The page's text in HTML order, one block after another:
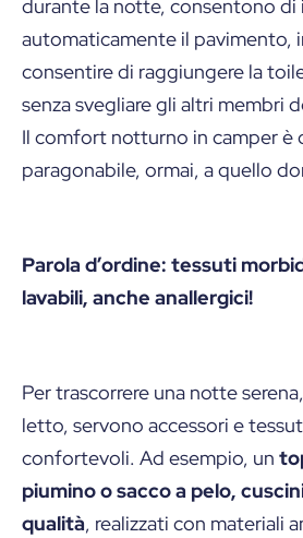
durante la notte, consentono di
automaticamente il pavimento,
consentire di raggiungere la
senza svegliare gli altri membri
Il comfort notturno in camper è
paragonabile, ormai, a quello
Parola d’ordine: tessuti
lavabili, anche anallergici!
Per trascorrere una notte
letto, servono accessori e
confortevoli. Ad esempio, un
piumino o sacco a pelo,
qualità, realizzati con materiali